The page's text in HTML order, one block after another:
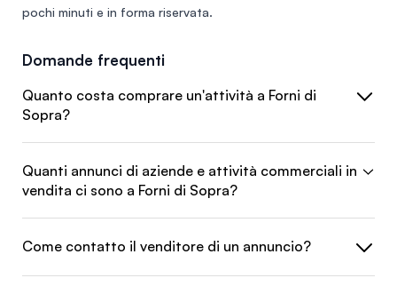
pochi minuti e in forma riservata.
Domande frequenti
Quanto costa comprare un'attività a Forni di
Sopra?
Quanti annunci di aziende e attività commerciali in
vendita ci sono a Forni di Sopra?
Come contatto il venditore di un annuncio?